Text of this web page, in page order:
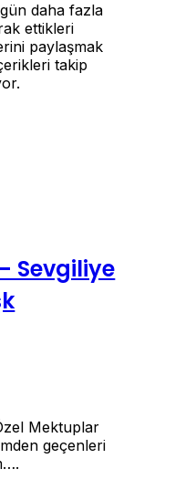
daha fazla
ettikleri
paylaşmak
takip
Sevgiliye
Mektuplar
geçenleri